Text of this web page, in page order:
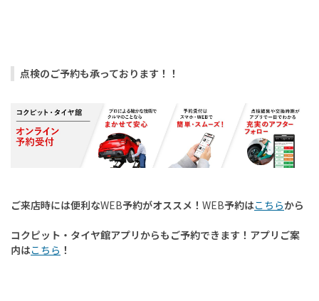
点検のご予約も承っております！！
ご来店時には便利なWEB予約がオススメ！ WEB予約はこちらから
コクピット・タイヤ館アプリからもご予約できます！アプリご案
内はこちら ！